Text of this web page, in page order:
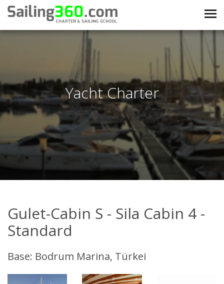
Yacht Charter
Gulet-Cabin S - Sila Cabin 4 -
Standard
Base: Bodrum Marina, Türkei